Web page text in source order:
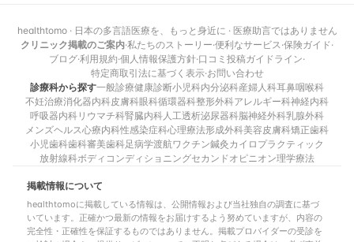
healthtomo · 日本の多言語医療を、もっと身近に · 医療助言ではありません
クリニック掲載のご案内·私たちのストーリー·便利なサービス ·保険ガイド·
ブログ·利用規約·個人情報保護方針·口コミ投稿ガイドライン·
特定商取引法に基づく表示·お問い合わせ
診療科から探す一般診療健康診断小児科内分泌科産婦人科耳鼻咽喉科
不妊治療消化器内科皮膚科眼科循環器科整形外科アレルギー科神経内科
呼吸器内科 リウマチ科腎臓内科 人工透析泌尿器科脳神経外科乳腺外科
メンズヘルス心療内科性感染症科心理療法形成外科美容皮膚科矯正歯科
小児歯科歯科審美歯科足病学渡航ワクチン鍼灸カイロプラクティック
放射線科ボディコンディショニングセカンドオピニオン理学療法
掲載情報について
healthtomoに掲載している情報は、公開情報および当社独自の調査に基づ
いています。正確かつ最新の情報をお届けするよう努めていますが、内容の
完全性・正確性を保証するものではありません。掲載プロバイダーの受診を